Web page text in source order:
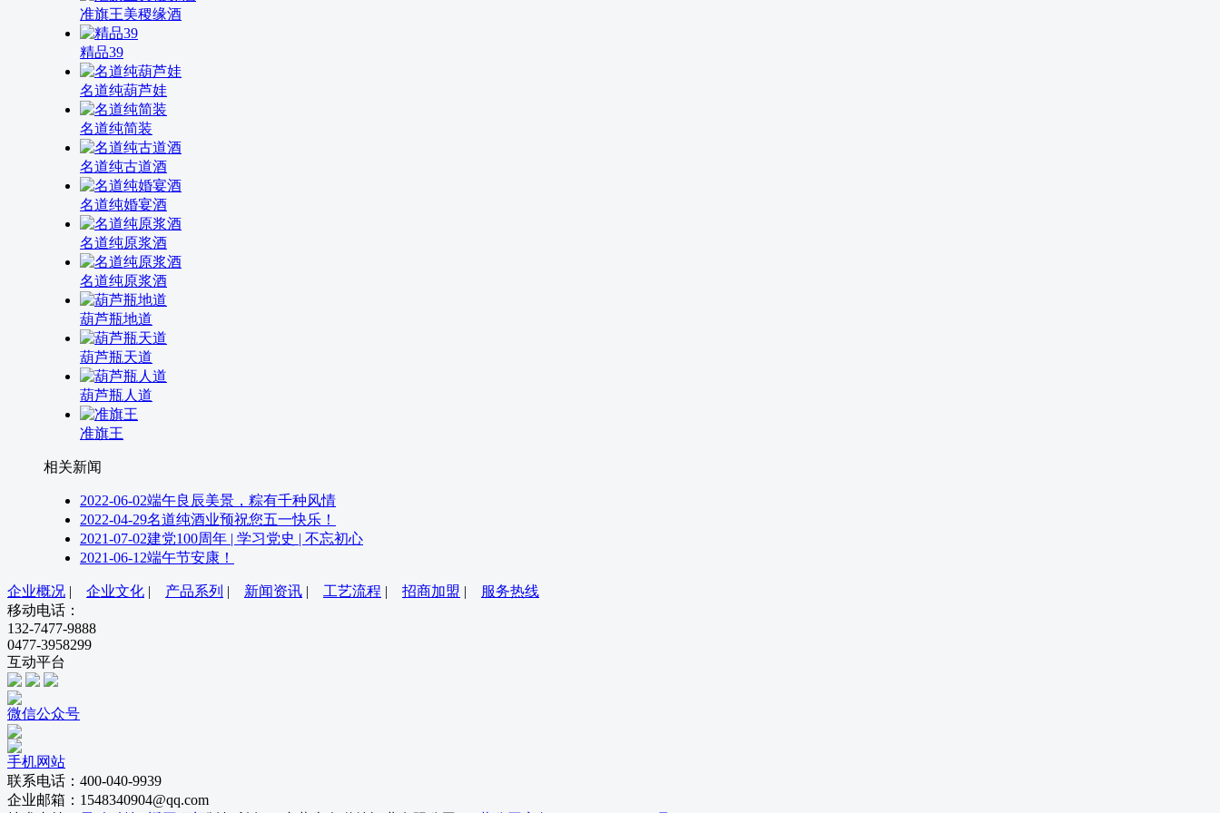
准旗王美稷缘酒
精品39
名道纯葫芦娃
名道纯简装
名道纯古道酒
名道纯婚宴酒
名道纯原浆酒
名道纯原浆酒
葫芦瓶地道
葫芦瓶天道
葫芦瓶人道
准旗王
相关新闻
2022-06-02端午良辰美景，粽有千种风情
2022-04-29名道纯酒业预祝您五一快乐！
2021-07-02建党100周年 | 学习党史 | 不忘初心
2021-06-12端午节安康！
企业概况 | 企业文化 | 产品系列 | 新闻资讯 | 工艺流程 | 招商加盟 |
服务热线
移动电话：
132-7477-9888
0477-3958299
互动平台
微信公众号
手机网站
联系电话：400-040-9939
企业邮箱：1548340904@qq.com